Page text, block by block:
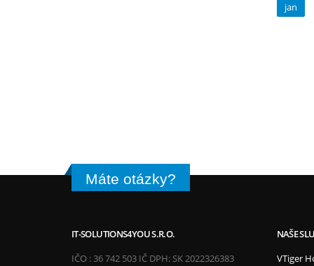
jan
Máte otázky?
IT-SOLUTIONS4YOU S.R.O.
IČO : 36 742 503 IČ DPH: SK 2022326383
NAŠE
VTiger